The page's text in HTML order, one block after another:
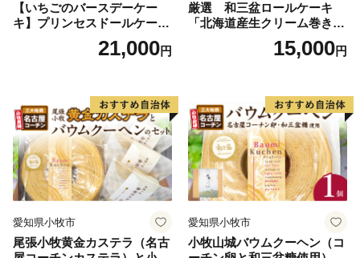
【いちごのバースデーケー
キ】プリンセスドールケーキ
日時指定可 スイーツ デザー
ト 洋菓子 お取り寄せ 愛知県
デコレーションケーキ ホー
ルケーキ 人形 かわいい こど
も
21,000円
厳選 和三盆ロールケーキ
「北海道産生クリーム巻き」
または「北海道産粒あん巻
き」（サイズ：レギュラー）
凍 愛知県 小牧市 アンプチベ
アやぐま
15,000円
愛知県小牧市
尾張小牧黄金カステラ（名古
愛知県小牧市
小牧山城バウムクーヘン（コ